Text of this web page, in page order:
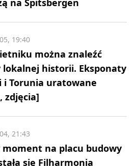
można znaleźć
lokalnej historii. Eksponaty
i Torunia uratowane
zdjęcia]
19:40
moment na placu budowy
się Filharmonia
21:43